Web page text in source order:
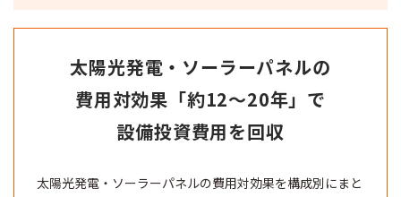
太陽光発電・ソーラーパネルの
費用対効果 「約12～20年」で
設備投資費用を回収
太陽光発電・ソーラーパネルの費用対効果を構成別にまと